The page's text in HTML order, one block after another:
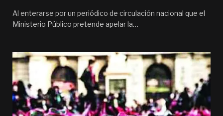
Al enterarse por un periódico de circulación nacional que el
Ministerio Público pretende apelar la…